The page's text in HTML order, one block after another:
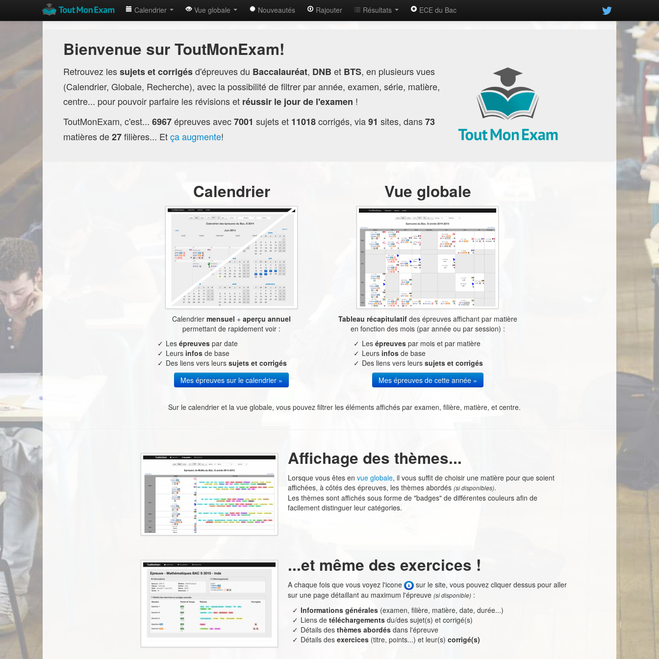
Calendrier Vue globale Nouveautés Rajouter Résultats ECE du Bac
Bienvenue sur ToutMonExam!
Retrouvez lessujets et corrigésd'épreuves du Baccalauréat, DNB et BTS, en plusieurs vues
(Calendrier, Globale, Recherche), avec la possibilité de filtrer par année, examen, série, matière,
centre... pour pouvoir parfaire les révisions et réussir le jour de l'examen !
ToutMonExam, c'est... 6967épreuves avec7001 sujets et 11018corrigés, via91 sites, dans73
matières de27filières... Etça augmente!
Calendrier
Calendrier mensuel + aperçu annuel
permettant de rapidement voir :
Lesépreuves par date
Leurs infos de base
Des liens vers leurssujets et corrigés
Mes épreuves sur le calendrier »
Vue globale
Tableau récapitulatifdes épreuves affichant par matière
en fonction des mois (par année ou par session) :
Lesépreuves par mois et par matière
Leurs infos de base
Des liens vers leurssujets et corrigés
Mes épreuves de cette année »
Sur le calendrier et la vue globale, vous pouvez filtrer les éléments affichés par examen, filière, matière, et centre.
Affichage des thèmes...
Lorsque vous êtes en vue globale, il vous suffit de choisir une matière pour que soient
affichées, à côtés des épreuves, les thèmes abordés (si disponibles).
Les thèmes sont affichés sous forme de "badges" de différentes couleurs afin de
facilement distinguer leur catégories.
...et même des exercices !
A chaque fois que vous voyez l'icone
sur le site, vous pouvez cliquer dessus pour aller
sur une page détaillant au maximum l'épreuve (si disponible) :
Informations générales (examen, filière, matière, date, durée...)
Liens detéléchargements du/des sujet(s) et corrigé(s)
Détails desthèmes abordés dans l'épreuve
Détails desexercices (titre, points...) et leur(s)corrigé(s)